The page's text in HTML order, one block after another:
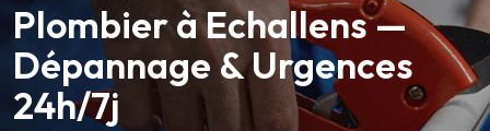
Plombier à Echallens —
Dépannage & Urgences
24h/7j